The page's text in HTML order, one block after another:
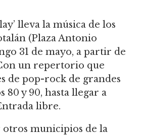
lleva la música de los
(Plaza Antonio
31 de mayo, a partir de
un repertorio que
de pop-rock de grandes
80 y 90, hasta llegar a
libre.
otros municipios de la